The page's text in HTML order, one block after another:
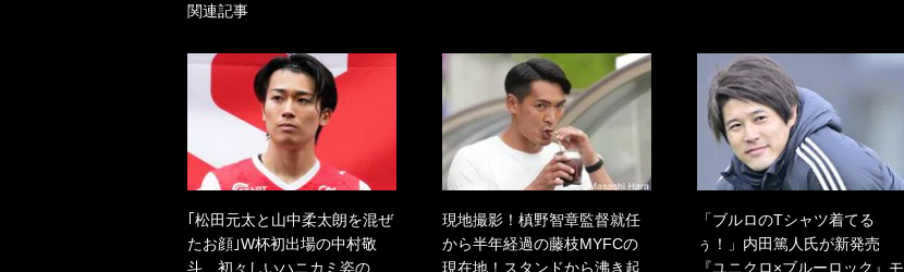
関連記事
｢松田元太と山中柔太朗を混ぜ
たお顔｣W杯初出場の中村敬
斗、初々しいハニカミ姿の
現地撮影！槙野智章監督就任
から半年経過の藤枝MYFCの
現在地！スタンドから沸き起
「ブルロのTシャツ着てる
ぅ！」内田篤人氏が新発売
『ユニクロ×ブルーロック』モ